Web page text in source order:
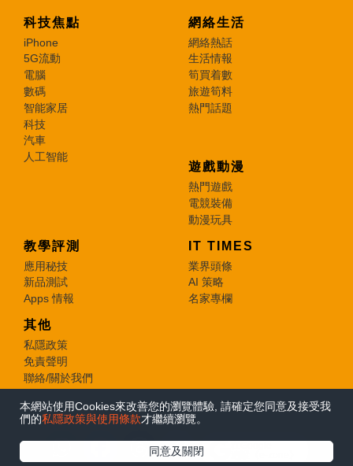
本網站使用Cookies來改善您的瀏覽體驗, 請確定您同意及接受我
們的私隱政策與使用條款才繼續瀏覽。
同意及關閉
科技焦點
iPhone
5G流動
電腦
數碼
智能家居
科技
汽車
人工智能
網絡生活
網絡熱話
生活情報
筍買着數
旅遊筍料
熱門話題
遊戲動漫
熱門遊戲
電競裝備
動漫玩具
教學評測
應用秘技
新品測試
Apps 情報
IT TIMES
業界頭條
AI 策略
名家專欄
其他
私隱政策
免責聲明
聯絡/關於我們
© 2026 e-zone. All Rights Reserved.